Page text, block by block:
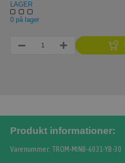
LAGER
0 på lager
Produkt informationer:
Varenummer: TROM-MINB-6031-YB-30